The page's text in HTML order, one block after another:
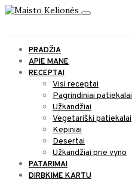
PRADŽIA
APIE MANE
RECEPTAI
Visi receptai
Pagrindiniai patiekalai
Užkandžiai
Vegetariški patiekalai
Kepiniai
Desertai
Užkandžiai prie vyno
PATARIMAI
DIRBKIME KARTU